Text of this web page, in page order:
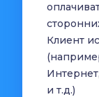
Клиент
и т.д.)